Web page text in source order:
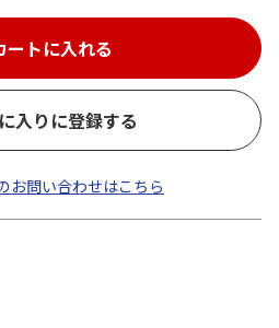
ートに入れる
入りに登録する
お問い合わせはこちら